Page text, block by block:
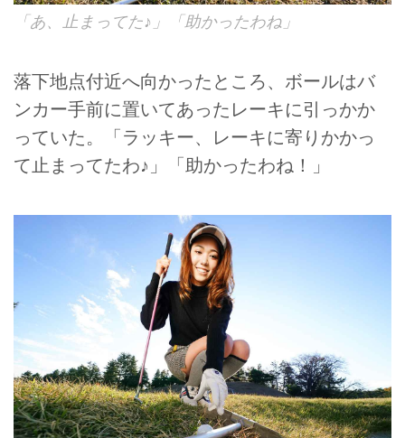
「あ、止まってた♪」「助かったわね」
落下地点付近へ向かったところ、ボールはバ
ンカー手前に置いてあったレーキに引っかか
っていた。「ラッキー、レーキに寄りかかっ
て止まってたわ♪」「助かったわね！」